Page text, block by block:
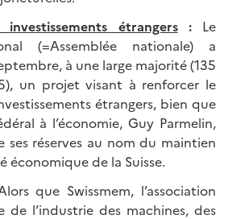
étrangers
: Le
(=Assemblée nationale) a
à une large majorité (135
un projet visant à renforcer le
étrangers, bien que
à l’économie, Guy Parmelin,
réserves au nom du maintien
de la Suisse.
que Swissmem, l’association
de l’industrie des machines, des